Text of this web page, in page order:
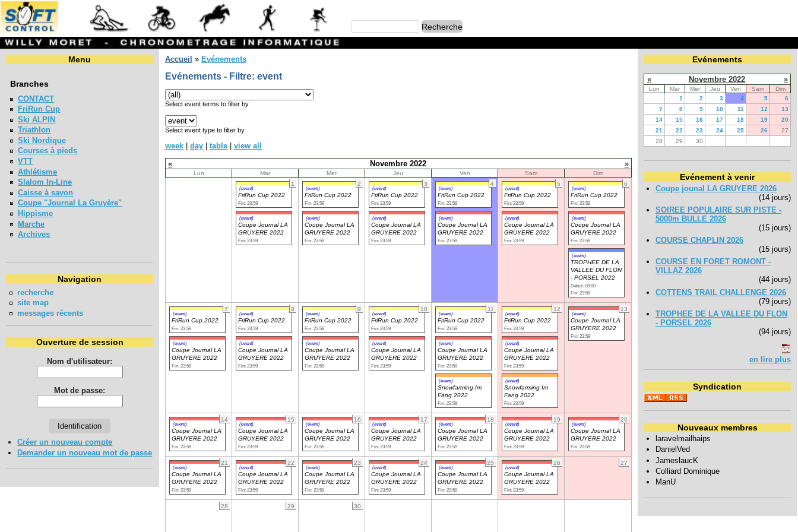
Menu
Branches
CONTACT
FriRun Cup
Ski ALPIN
Triathlon
Ski Nordique
Courses à pieds
VTT
Athlétisme
Slalom In-Line
Caisse à savon
Coupe "Journal La Gruyère"
Hippisme
Marche
Archives
Navigation
recherche
site map
messages récents
Ouverture de session
Nom d'utilisateur:
Mot de passe:
Créer un nouveau compte
Demander un nouveau mot de passe
Accueil » Evénements
Evénements - Filtre: event
Select event terms to filter by
Select event type to filter by
week day table
view all
«
Novembre 2022 »
Lun Mar Mer Jeu Ven Sam
Dim
1
(event)
FriRun Cup 2022
Fin: 23:59
(event)
Coupe Journal LA
GRUYERE 2022
Fin: 23:59
2
(event)
FriRun Cup 2022
Fin: 23:59
(event)
Coupe Journal LA
GRUYERE 2022
Fin: 23:59
3
(event)
FriRun Cup 2022
Fin: 23:59
(event)
Coupe Journal LA
GRUYERE 2022
Fin: 23:59
4
(event)
FriRun Cup 2022
Fin: 23:59
(event)
Coupe Journal LA
GRUYERE 2022
Fin: 23:59
5
(event)
FriRun Cup 2022
Fin: 23:59
(event)
Coupe Journal LA
GRUYERE 2022
Fin: 23:59
6
(event)
FriRun Cup 2022
Fin: 23:59
(event)
Coupe Journal LA
GRUYERE 2022
Fin: 23:59
(event)
TROPHEE DE LA
VALLEE DU FLON
- PORSEL 2022
Début: 08:00
Fin: 23:59
7
(event)
FriRun Cup 2022
Fin: 23:59
(event)
Coupe Journal LA
GRUYERE 2022
Fin: 23:59
8
(event)
FriRun Cup 2022
Fin: 23:59
(event)
Coupe Journal LA
GRUYERE 2022
Fin: 23:59
9
(event)
FriRun Cup 2022
Fin: 23:59
(event)
Coupe Journal LA
GRUYERE 2022
Fin: 23:59
10
(event)
FriRun Cup 2022
Fin: 23:59
(event)
Coupe Journal LA
GRUYERE 2022
Fin: 23:59
11
(event)
FriRun Cup 2022
Fin: 23:59
(event)
Coupe Journal LA
GRUYERE 2022
Fin: 23:59
(event)
Snowfarming Im
Fang 2022
Fin: 23:59
12
(event)
FriRun Cup 2022
Fin: 23:59
(event)
Coupe Journal LA
GRUYERE 2022
Fin: 23:59
(event)
Snowfarming Im
Fang 2022
Fin: 23:59
13
(event)
Coupe Journal LA
GRUYERE 2022
Fin: 23:59
14
(event)
Coupe Journal LA
GRUYERE 2022
Fin: 23:59
15
(event)
Coupe Journal LA
GRUYERE 2022
Fin: 23:59
16
(event)
Coupe Journal LA
GRUYERE 2022
Fin: 23:59
17
(event)
Coupe Journal LA
GRUYERE 2022
Fin: 23:59
18
(event)
Coupe Journal LA
GRUYERE 2022
Fin: 23:59
19
(event)
Coupe Journal LA
GRUYERE 2022
Fin: 23:59
20
(event)
Coupe Journal LA
GRUYERE 2022
Fin: 23:59
21
(event)
Coupe Journal LA
GRUYERE 2022
Fin: 23:59
22
(event)
Coupe Journal LA
GRUYERE 2022
Fin: 23:59
23
(event)
Coupe Journal LA
GRUYERE 2022
Fin: 23:59
24
(event)
Coupe Journal LA
GRUYERE 2022
Fin: 23:59
25
(event)
Coupe Journal LA
GRUYERE 2022
Fin: 23:59
26
(event)
Coupe Journal LA
GRUYERE 2022
Fin: 23:59
27
28 29 30
Evénements
« Novembre 2022 »
Lun Mar Mer Jeu Ven Sam
Dim
1
2 3 4 5
6
7
8 9 10 11 12
13
14
15 16 17 18 19
20
21
22 23 24 25 26
27
28
29 30
Evénement à venir
Coupe jounal LA GRUYERE 2026
(14 jours)
SOIREE POPULAIRE SUR PISTE -
5000m BULLE 2026
(15 jours)
COURSE CHAPLIN 2026
(15 jours)
COURSE EN FORET ROMONT -
VILLAZ 2026
(44 jours)
COTTENS TRAIL CHALLENGE 2026
(79 jours)
TROPHEE DE LA VALLEE DU FLON
- PORSEL 2026
(94 jours)
en lire plus
Syndication
Nouveaux membres
laravelmailhaips
DanielVed
JameslaucK
Colliard Dominique
ManU